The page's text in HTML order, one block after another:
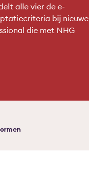
alle vier de e-
bij nieuwe
die met NHG